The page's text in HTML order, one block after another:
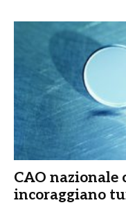
CAO
incoraggiano